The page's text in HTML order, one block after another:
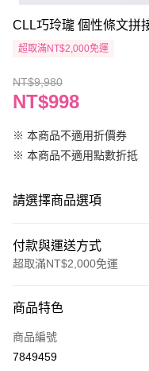
CLL巧玲瓏 個性條文拼
超取滿NT$2,000免運
NT$9,980
NT$998
※ 本商品不適用折價券
※ 本商品不適用點數折抵
請選擇商品選項
付款與運送方式
超取滿NT$2,000免運
信用卡一次付款
信用卡分期付款
商品特色
商品編號
7849459